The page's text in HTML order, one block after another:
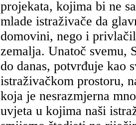
projekata, kojima bi ne
mlade istraživače da
domovini, nego i
zemalja. Unatoč svemu,
do danas, potvrđuje kao
istraživačkom prostoru,
koja je nesrazmjerna
uvjeta u kojima naši